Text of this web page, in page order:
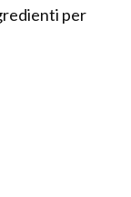
per